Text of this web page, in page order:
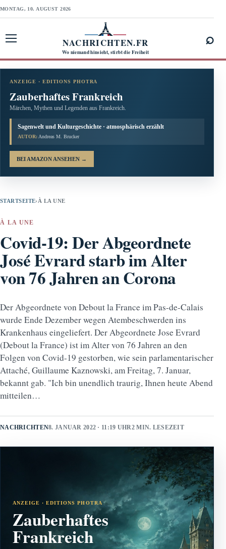
MONTAG, 10. AUGUST 2026
NACHRICHTEN.FR
Wo niemand hinsieht, stirbt die Freiheit
⌕
ANZEIGE · EDITIONS PHOTRA
Zauberhaftes Frankreich
Märchen, Mythen und Legenden aus Frankreich.
Sagenwelt und Kulturgeschichte · atmosphärisch erzählt
AUTOR: Andreas M. Brucker
BEI AMAZON ANSEHEN →
STARTSEITE› À LA UNE
À LA UNE
Covid-19: Der Abgeordnete
José Evrard starb im Alter
von 76 Jahren an Corona
Der Abgeordnete von Debout la France im Pas-de-Calais
wurde Ende Dezember wegen Atembeschwerden ins
Krankenhaus eingeliefert. Der Abgeordnete Jose Evrard
(Debout la France) ist im Alter von 76 Jahren an den
Folgen von Covid-19 gestorben, wie sein parlamentarischer
Attaché, Guillaume Kaznowski, am Freitag, 7. Januar,
bekannt gab. "Ich bin unendlich traurig, Ihnen heute Abend
mitteilen…
NACHRICHTEN8. JANUAR 2022 · 11:19 UHR2 MIN. LESEZEIT
ANZEIGE · EDITIONS PHOTRA
Zauberhaftes
Frankreich